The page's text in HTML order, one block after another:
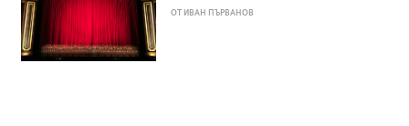
ОТ ИВАН ПЪРВАНОВ